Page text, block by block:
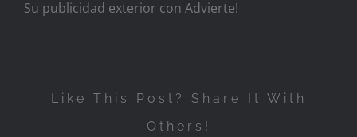
Su publicidad exterior con Advierte!
Like This Post? Share It With
Others!